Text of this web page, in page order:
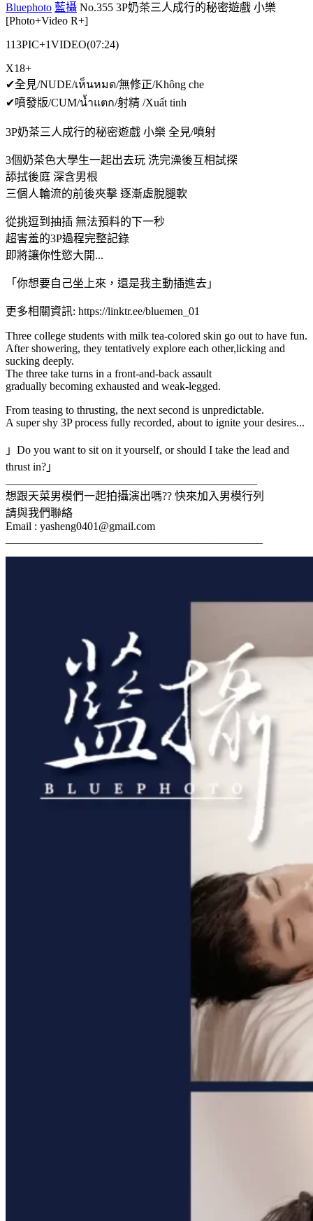
Bluephoto 藍攝 No.355 3P奶茶三人成行的秘密遊戲 小樂
[Photo+Video R+]
113PIC+1VIDEO(07:24)
X18+
✔全見/NUDE/เห็นหมด/無修正/Không che
✔噴發版/CUM/น้ำแตก/射精 /Xuất tinh
3P奶茶三人成行的秘密遊戲 小樂 全見/噴射
3個奶茶色大學生一起出去玩 洗完澡後互相試探
舔拭後庭 深含男根
三個人輪流的前後夾擊 逐漸虛脫腿軟
從挑逗到抽插 無法預料的下一秒
超害羞的3P過程完整記錄
即將讓你性慾大開...
「你想要自己坐上來，還是我主動插進去」
更多相關資訊: https://linktr.ee/bluemen_01
Three college students with milk tea-colored skin go out to have fun.
After showering, they tentatively explore each other,licking and
sucking deeply.
The three take turns in a front-and-back assault
gradually becoming exhausted and weak-legged.
From teasing to thrusting, the next second is unpredictable.
A super shy 3P process fully recorded, about to ignite your desires...
」Do you want to sit on it yourself, or should I take the lead and
thrust in?」
想跟天菜男模們一起拍攝演出嗎?? 快來加入男模行列
請與我們聯絡
Email : yasheng0401@gmail.com